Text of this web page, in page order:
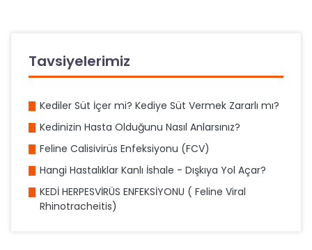
Tavsiyelerimiz
Kediler Süt İçer mi? Kediye Süt Vermek Zararlı mı?
Kedinizin Hasta Olduğunu Nasıl Anlarsınız?
Feline Calisivirüs Enfeksiyonu (FCV)
Hangi Hastalıklar Kanlı İshale - Dışkıya Yol Açar?
KEDİ HERPESVİRÜS ENFEKSİYONU ( Feline Viral
Rhinotracheitis)